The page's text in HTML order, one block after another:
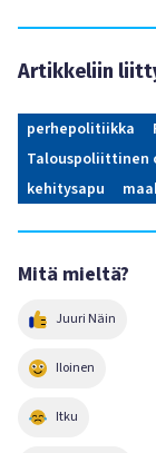
Artikkeliin
perhepolitiikka
Talouspoliittinen
kehitysapu
Mitä mieltä?
Juuri Näin
Iloinen
Itku